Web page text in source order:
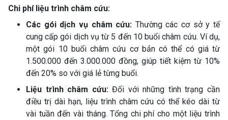
Chi phí liệu trình châm cứu:
Các gói dịch vụ châm cứu: Thường các cơ sở y tế
cung cấp gói dịch vụ từ 5 đến 10 buổi châm cứu. Ví dụ,
một gói 10 buổi châm cứu cơ bản có thể có giá từ
1.500.000 đến 3.000.000 đồng, giúp tiết kiệm từ 10%
đến 20% so với giá lẻ từng buổi.
Liệu trình châm cứu:Đối với những tình trạng cần
điều trị dài hạn, liệu trình châm cứu có thể kéo dài từ
vài tuần đến vài tháng. Tổng chi phí cho một liệu trình